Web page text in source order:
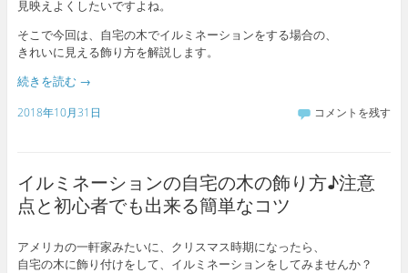
見映えよくしたいですよね。
そこで今回は、自宅の木でイルミネーションをする場合の、
きれいに見える飾り方を解説します。
続きを読む →
2018年10月31日 コメントを残す
イルミネーションの自宅の木の飾り方♪注意
点と初心者でも出来る簡単なコツ
アメリカの一軒家みたいに、クリスマス時期になったら、
自宅の木に飾り付けをして、イルミネーションをしてみませんか？